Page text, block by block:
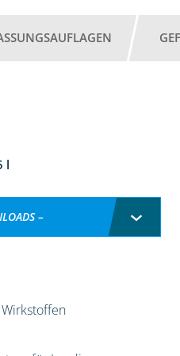
l
–